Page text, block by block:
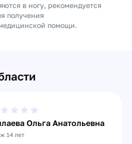
в ногу, рекомендуется
получения
помощи.
Ольга Анатольевна
14 лет